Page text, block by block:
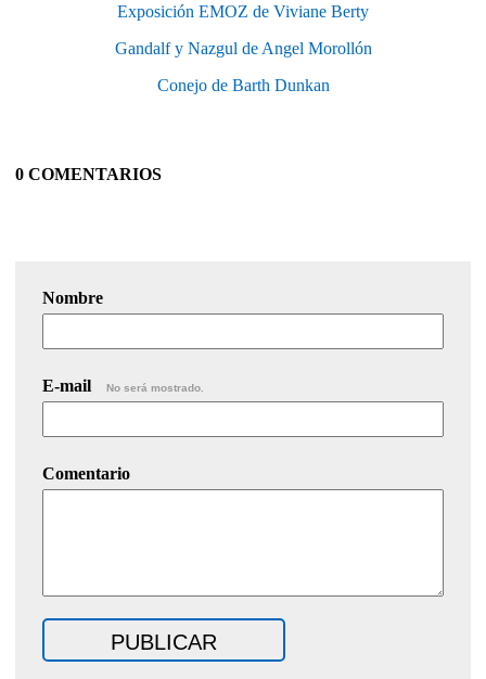
Exposición EMOZ de Viviane Berty
Gandalf y Nazgul de Angel Morollón
Conejo de Barth Dunkan
0 COMENTARIOS
Nombre
E-mail No será mostrado.
Comentario